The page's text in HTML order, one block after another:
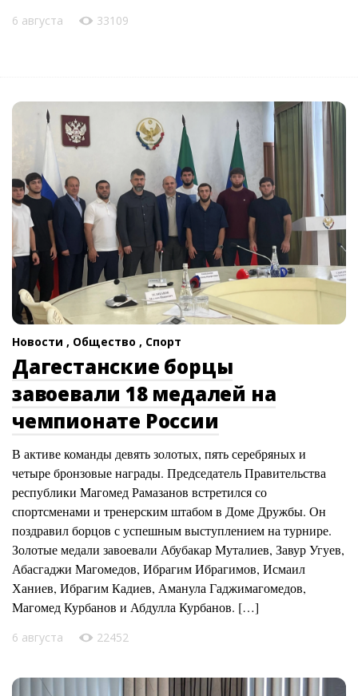
6 августа 33109
Новости , Общество , Спорт
Дагестанские борцы
завоевали 18 медалей на
чемпионате России
В активе команды девять золотых, пять серебряных и
четыре бронзовые награды. Председатель Правительства
республики Магомед Рамазанов встретился со
спортсменами и тренерским штабом в Доме Дружбы. Он
поздравил борцов с успешным выступлением на турнире.
Золотые медали завоевали Абубакар Муталиев, Завур Угуев,
Абасгаджи Магомедов, Ибрагим Ибрагимов, Исмаил
Ханиев, Ибрагим Кадиев, Аманула Гаджимагомедов,
Магомед Курбанов и Абдулла Курбанов. […]
6 августа 22452